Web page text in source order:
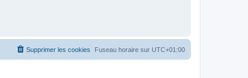
Fuseau horaire sur UTC+01:00
Supprimer les cookies